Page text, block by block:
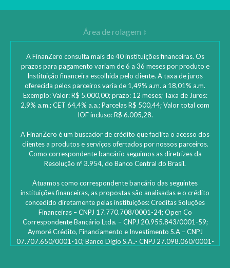
A FinanZero consulta mais de 40 instituições financeiras. Os
prazos para pagamento variam de 6 a 36 meses por produto e
Instituição financeira escolhida pelo cliente. A taxa de juros
oferecida pelos parceiros varia de 1,49% a.m. a 18,01% a.m.
Exemplo: Valor: R$ 5.000,00; prazo: 12 meses; Taxa de Juros:
2,9% a.m.; CET 64,4% a.a.; Parcelas R$ 500,44; Valor total com
IOF incluso: R$ 6.005,28.
A FinanZero é um buscador de crédito que facilita o acesso dos
clientes a produtos e serviços ofertados por nossos parceiros.
Como correspondente bancário seguimos as diretrizes da
Resolução nº 3.954, do Banco Central do Brasil.
Atuamos como correspondente bancário das seguintes
instituições financeiras, as propostas são analisadas e o crédito
concedido diretamente pelas instituições: ‎Creditas Soluções
Financeiras – CNPJ 17.770.708/0001-24; Open Co
Correspondente Bancário Ltda. – CNPJ 20.955.843/0001-59;
Aymoré Crédito, Financiamento e Investimento S.A – CNPJ
07.707.650/0001-10; Banco Digio S.A..- CNPJ 27.098.060/0001-